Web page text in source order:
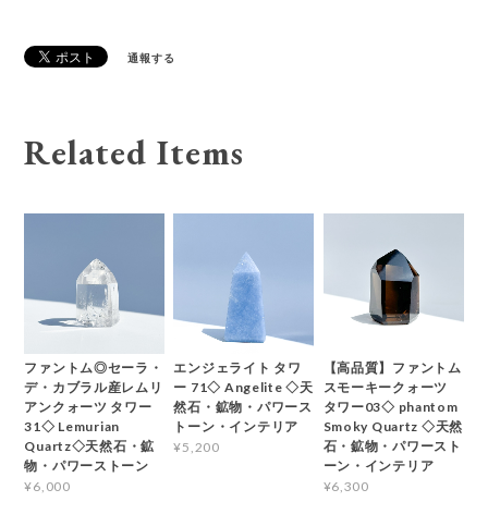
通報する
Related Items
ファントム◎セーラ・
デ・カブラル産レムリ
アンクォーツ タワー
31◇ Lemurian
Quartz◇天然石・鉱
物・パワーストーン
¥6,000
エンジェライト タワ
ー 71◇ Angelite ◇天
然石・鉱物・パワース
トーン・インテリア
¥5,200
【高品質】ファントム
スモーキークォーツ
タワー03◇ phantom
Smoky Quartz ◇天然
石・鉱物・パワースト
ーン・インテリア
¥6,300